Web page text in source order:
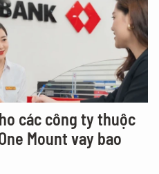
các công ty thuộc
Mount vay bao